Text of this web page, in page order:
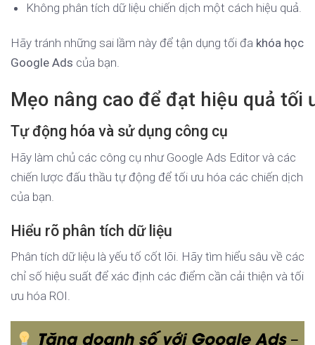
Không phân tích dữ liệu chiến dịch một cách hiệu quả.
Hãy tránh những sai lầm này để tận dụng tối đa khóa học
Google Ads của bạn.
Mẹo nâng cao để đạt hiệu quả tối
Tự động hóa và sử dụng công cụ
Hãy làm chủ các công cụ như Google Ads Editor và các
chiến lược đấu thầu tự động để tối ưu hóa các chiến dịch
của bạn.
Hiểu rõ phân tích dữ liệu
Phân tích dữ liệu là yếu tố cốt lõi. Hãy tìm hiểu sâu về các
chỉ số hiệu suất để xác định các điểm cần cải thiện và tối
ưu hóa ROI.